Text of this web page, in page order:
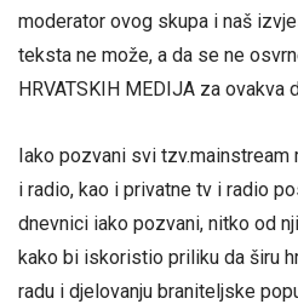
moderator ovog skupa i naš
teksta ne može, a da se ne
HRVATSKIH MEDIJA za ovakva
Iako pozvani svi tzv.mainstream
i radio, kao i privatne tv i radio
dnevnici iako pozvani, nitko od
kako bi iskoristio priliku da širu
radu i djelovanju braniteljske